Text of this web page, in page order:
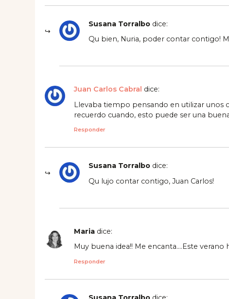
Susana Torralbo dice:
Qu bien, Nuria, poder contar contigo!
Juan Carlos Cabral dice:
Llevaba tiempo pensando en utilizar unos
recuerdo cuando, esto puede ser una
Responder
Susana Torralbo dice:
Qu lujo contar contigo, Juan Carlos!
Maria dice:
Muy buena idea!! Me encanta….Este verano
Responder